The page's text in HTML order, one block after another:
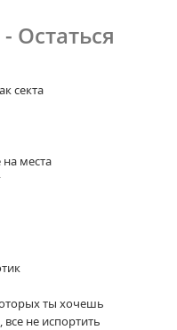
Остаться
секта
на места
ты хочешь
не испортить